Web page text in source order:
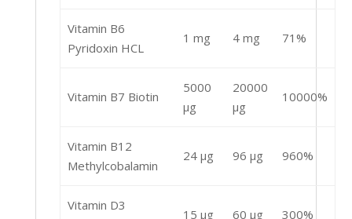
Vitamin B6
Pyridoxin HCL
1 mg 4 mg 71%
Vitamin B7 Biotin
5000
μg
20000
μg
10000%
Vitamin B12
Methylcobalamin
24 μg 96 μg 960%
Vitamin D3
15 μg 60 μg 300%